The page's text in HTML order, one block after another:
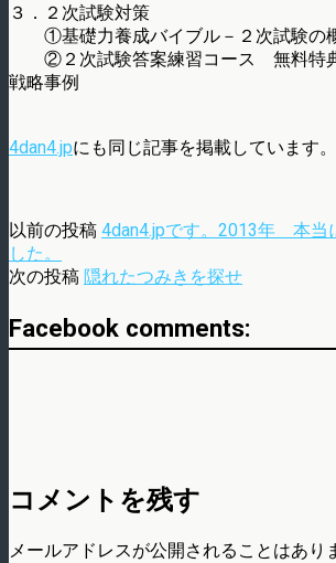
３．２次試験対策
①基礎力養成バイブル－２次試験の
②２次試験答案練習コース 無料特典
戦略事例
4dan4.jpにも同じ記事を掲載しています。
以前の投稿 4dan4.jpです。2013年 本当
した。
次の投稿 隠れたつみきを探せ
Facebook comments:
コメントを残す
メールアドレスが公開されることはあり